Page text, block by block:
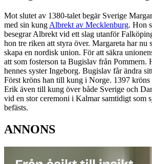
Mot slutet av 1380-talet begär Sverige
med sin kung Albrekt av Mecklenburg. Hon
besegrar Albrekt vid ett slag utanför
hon tre riken att styra över. Margareta har nu
skapa en nordisk union. För att säkra
att som fosterson ta Bugislav från Pommern.
hennes syster Ingeborg. Bugislav får ändra
Först kröns han till kung i Norge. 1397 kröns
Erik även till kung över både Sverige och
vid en stor ceremoni i Kalmar samtidigt som
befästs.
ANNONS